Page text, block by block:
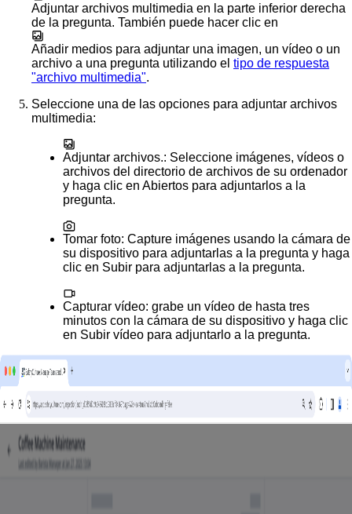
Adjuntar archivos multimedia en la parte inferior derecha
de la pregunta. También puede hacer clic en
Añadir medios para adjuntar una imagen, un vídeo o un
archivo a una pregunta utilizando el tipo de respuesta
"archivo multimedia".
Seleccione una de las opciones para adjuntar archivos
multimedia:
Adjuntar archivos.: Seleccione imágenes, vídeos o
archivos del directorio de archivos de su ordenador
y haga clic en Abiertos para adjuntarlos a la
pregunta.
Tomar foto: Capture imágenes usando la cámara de
su dispositivo para adjuntarlas a la pregunta y haga
clic en Subir para adjuntarlas a la pregunta.
Capturar vídeo: grabe un vídeo de hasta tres
minutos con la cámara de su dispositivo y haga clic
en Subir vídeo para adjuntarlo a la pregunta.